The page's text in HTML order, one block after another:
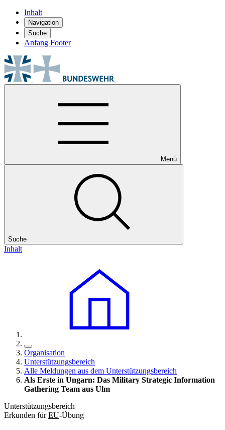
Inhalt
Navigation
Suche
Anfang Footer
Menü
Suche
Inhalt
Organisation
Unterstützungsbereich
Alle Meldungen aus dem Unterstützungsbereich
Als Erste in Ungarn: Das Military Strategic Information
Gathering Team aus Ulm
Unterstützungsbereich
Erkunden fürEU-Übung